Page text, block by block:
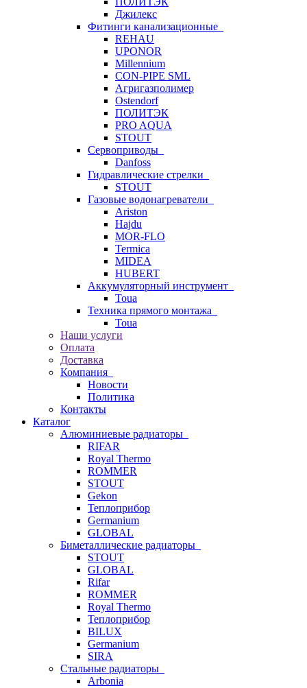
Джилекс
Фитинги канализационные
REHAU
UPONOR
Millennium
CON-PIPE SML
Агригазполимер
Ostendorf
ПОЛИТЭК
PRO AQUA
STOUT
Сервоприводы
Danfoss
Гидравлические стрелки
STOUT
Газовые водонагреватели
Ariston
Hajdu
MOR-FLO
Termica
MIDEA
HUBERT
Аккумуляторный инструмент
Toua
Техника прямого монтажа
Toua
Наши услуги
Оплата
Доставка
Компания
Новости
Политика
Контакты
Каталог
Алюминиевые радиаторы
RIFAR
Royal Thermo
ROMMER
STOUT
Gekon
Теплоприбор
Germanium
GLOBAL
Биметаллические радиаторы
STOUT
GLOBAL
Rifar
ROMMER
Royal Thermo
Теплоприбор
BILUX
Germanium
SIRA
Стальные радиаторы
Arbonia